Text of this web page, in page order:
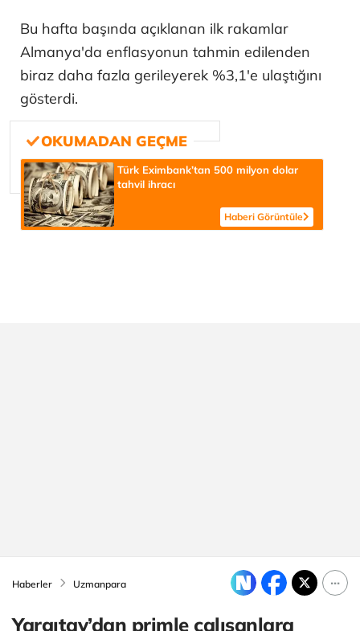
Bu hafta başında açıklanan ilk rakamlar
Almanya'da enflasyonun tahmin edilenden
biraz daha fazla gerileyerek %3,1'e ulaştığını
gösterdi.
Türk Eximbank’tan 500 milyon dolar
tahvil ihracı
Haberi Görüntüle
Haberler Uzmanpara
Yargıtay’dan primle çalışanlara